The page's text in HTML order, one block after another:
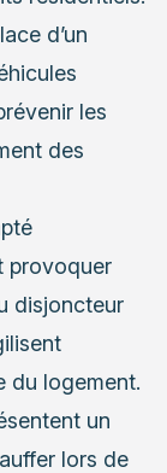
d’un
les
des
provoquer
disjoncteur
du logement.
un
lors de